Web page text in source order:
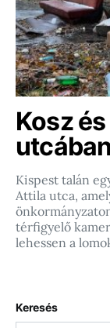
Kosz
utcában
Kispest talán
Attila utca,
térfigyelő
lehessen a
Keresés